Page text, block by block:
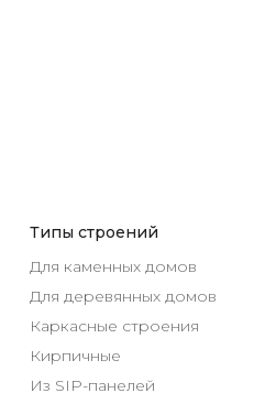
Типы строений
Для каменных домов
Для деревянных домов
Каркасные строения
Кирпичные
Из SIP-панелей